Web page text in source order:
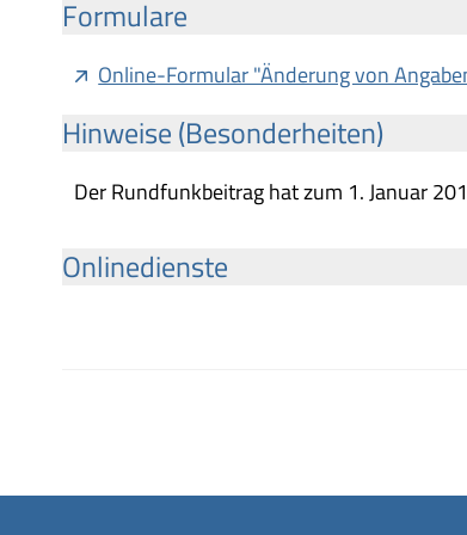
Formulare
Online-Formular "Änderung von
Hinweise (Besonderheiten)
Der Rundfunkbeitrag hat zum 1. Januar
Onlinedienste